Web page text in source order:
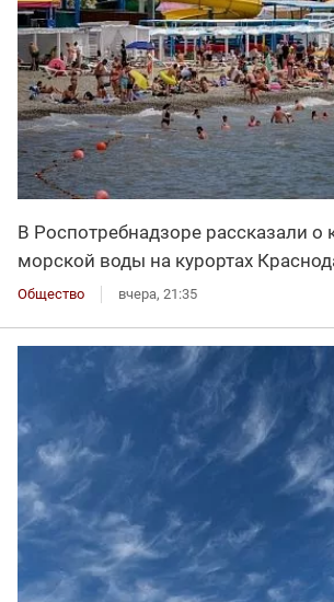
В Роспотребнадзоре рассказали о
морской воды на курортах
Общество вчера, 21:35